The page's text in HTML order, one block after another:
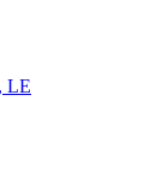
LE